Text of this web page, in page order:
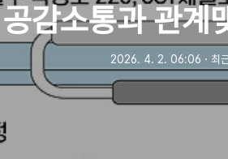
공감소통과 관계
2026. 4. 2. 06:06 ㆍ 최